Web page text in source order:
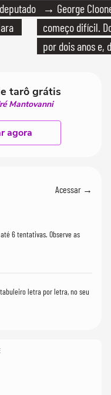
→ George
começo difícil.
por dois anos e,
tarô grátis
Mantovanni
agora
Acessar →
6 tentativas. Observe as
letra por letra, no seu